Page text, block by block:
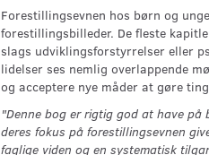
Forestillingsevnen hos børn og
forestillingsbilleder. De fleste
slags udviklingsforstyrrelser eller
lidelser ses nemlig overlappende
og acceptere nye måder at gøre
"Denne bog er rigtig god at have på
deres fokus på forestillingsevnen
faglige viden og en systematisk